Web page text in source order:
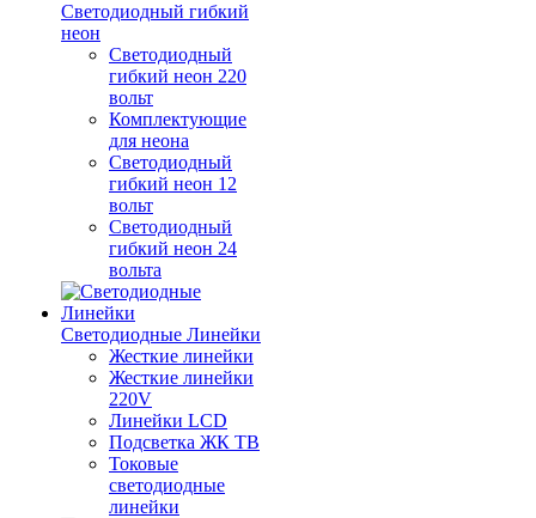
Светодиодный гибкий
неон
Светодиодный
гибкий неон 220
вольт
Комплектующие
для неона
Светодиодный
гибкий неон 12
вольт
Светодиодный
гибкий неон 24
вольта
Светодиодные Линейки
Жесткие линейки
Жесткие линейки
220V
Линейки LCD
Подсветка ЖК ТВ
Токовые
светодиодные
линейки